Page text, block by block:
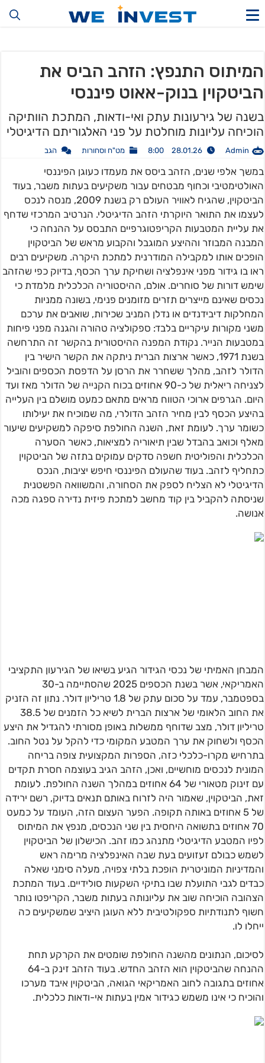
המיתוס התנפץ: הזהב הביס את
הביטקוין בנוק-אאוט פיננסי
בשנה של גירעונות עתק ואי-ודאות, המתכת הוותיקה
הוכיחה עליונות מוחלטת על פני האלגוריתם הדיגיטלי
Admin
28.01.26 8:00 מט"ח וסחורות הגב
במשך אלפי שנים, הזהב ביסס את מעמדו כעוגן הפיננסי
האולטימטיבי וכחוף מבטחים עבור משקיעים בעתות משבר, בעוד
הביטקוין, שהגיח לאוויר העולם רק בשנת 2009, מנסה לנכס
לעצמו את התואר היוקרתי הזהב הדיגיטלי. הנרטיב המרכזי שדחף
את עליית המטבעות הקריפטוגרפיים התבסס על ההנחה כי
המבנה המבוזר וההיצע המוגבל והקבוע מראש של הביטקוין
הופכים אותו למקבילה המודרנית למתכת היקרה. משקיעים רבים
ראו בו גידור מפני אינפלציה ושחיקת ערך הכסף, בדיוק כפי שהזהב
שימש דורות של סוחרים. אולם, ההיסטוריה הכלכלית מלמדת כי
נכסים שאינם מייצרים תזרים מזומנים פנימי, בשונה ממניות
המחלקות דיבידנדים או נדלן המניב שכירות, שואבים את ערכם
משני מקורות עיקריים בלבד: ספקולציה טהורה והגנה מפני פיחות
במטבעות הנייר. נקודת המפנה ההיסטורית בהקשר זה התרחשה
בשנת 1971, כאשר ארצות הברית ניתקה את הקשר הישיר בין
הדולר לזהב, מהלך ששחרר את הרסן על הדפסת הכספים והוביל
לצניחה ריאלית של כ-90 אחוזים בכוח הקנייה של הדולר מאז ועד
היום. הגרפים ארוכי הטווח מראים מתאם כמעט מושלם בין העלייה
בהיצע הכסף לבין מחיר הזהב הדולרי, מה שמוכיח את יעילותו
כשומר ערך. לעומת זאת, השנה החולפת סיפקה למשקיעים שיעור
מאלף וכואב בהבדל שבין תיאוריה למציאות, כאשר הסערה
הכלכלית והפוליטית חשפה סדקים עמוקים בתזה של הביטקוין
כתחליף לזהב. בעוד שהעולם הפיננסי חיפש יציבות, הנכס
הדיגיטלי לא הצליח לספק את הסחורה, והמשוואה הפשטנית
שניסתה להקביל בין קוד מחשב למתכת פיזית נדירה ספגה מכה
אנושה.
המבחן האמיתי של נכסי הגידור הגיע בשיאו של הגירעון התקציבי
האמריקאי, אשר בשנת הכספים 2025 שהסתיימה ב-30
בספטמבר, עמד על סכום עתק של 1.8 טריליון דולר. נתון זה הזניק
את החוב הלאומי של ארצות הברית לשיא כל הזמנים של 38.5
טריליון דולר, מצב שדוחף ממשלות באופן מסורתי להגדיל את היצע
הכסף ולשחוק את ערך המטבע המקומי כדי להקל על נטל החוב.
בתרחיש מקרו-כלכלי כזה, הספרות המקצועית צופה בריחה
המונית לנכסים מוחשיים, ואכן, הזהב הגיב בעוצמה חסרת תקדים
עם זינוק מטאורי של 64 אחוזים במהלך השנה החולפת. לעומת
זאת, הביטקוין, שאמור היה לזרוח באותם תנאים בדיוק, רשם ירידה
של 5 אחוזים באותה תקופה. הפער העצום הזה, העומד על כמעט
70 אחוזים בתשואה היחסית בין שני הנכסים, מנפץ את המיתוס
לפיו המטבע הדיגיטלי מתנהג כמו זהב. הכישלון של הביטקוין
לשמש כבולם זעזועים בעת שבה האינפלציה מרימה ראש
והמדיניות המוניטרית הופכת בלתי צפויה, מעלה סימני שאלה
כבדים לגבי התועלת שבו בתיקי השקעות סולידיים. בעוד המתכת
הצהובה הוכיחה שוב את עליונותה בעתות משבר, הקריפטו נותר
חשוף לתנודתיות ספקולטיבית ללא העוגן היציב שמשקיעים כה
ייחלו לו.
לסיכום, הנתונים מהשנה החולפת שומטים את הקרקע תחת
ההנחה שהביטקוין הוא הזהב החדש. בעוד הזהב זינק ב-64
אחוזים בתגובה לחוב האמריקאי הגואה, הביטקוין איבד מערכו
והוכיח כי אינו משמש כגידור אמין בעתות אי-ודאות כלכלית.